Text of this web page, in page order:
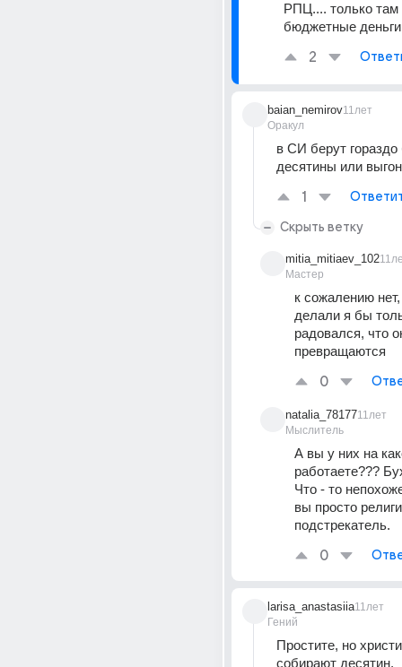
РПЦ.... только там
бюджетные деньги
2
baian_nemirov
Оракул
11лет
в СИ берут
десятины или
1
Скрыть ветку
mitia_mitiaev_102
Мастер
к сожалению
делали я бы
радовался, что
превращаются
0
natalia_78177
Мыслитель
11лет
А вы у них на
работаете???
Что - то
вы просто
подстрекатель.
0
larisa_anastasiia
Гений
11лет
Простите, но
собирают десятин.